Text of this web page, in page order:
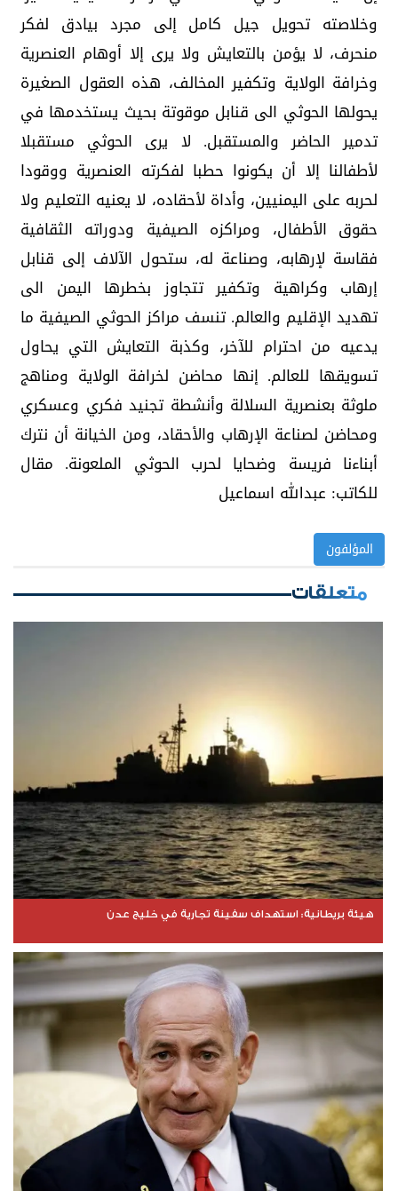
وخلاصته تحويل جيل كامل إلى مجرد بيادق لفكر
منحرف، لا يؤمن بالتعايش ولا يرى إلا أوهام العنصرية
وخرافة الولاية وتكفير المخالف، هذه العقول الصغيرة
يحولها الحوثي الى قنابل موقوتة بحيث يستخدمها في
تدمير الحاضر والمستقبل. لا يرى الحوثي مستقبلا
لأطفالنا إلا أن يكونوا حطبا لفكرته العنصرية ووقودا
لحربه على اليمنيين، وأداة لأحقاده، لا يعنيه التعليم ولا
حقوق الأطفال، ومراكزه الصيفية ودوراته الثقافية
فقاسة لإرهابه، وصناعة له، ستحول الآلاف إلى قنابل
إرهاب وكراهية وتكفير تتجاوز بخطرها اليمن الى
تهديد الإقليم والعالم. تنسف مراكز الحوثي الصيفية ما
يدعيه من احترام للآخر، وكذبة التعايش التي يحاول
تسويقها للعالم. إنها محاضن لخرافة الولاية ومناهج
ملوثة بعنصرية السلالة وأنشطة تجنيد فكري وعسكري
ومحاضن لصناعة الإرهاب والأحقاد، ومن الخيانة أن نترك
أبناءنا فريسة وضحايا لحرب الحوثي الملعونة. مقال
للكاتب: عبدالله اسماعيل
المؤلفون
متعلقات
هيئة بريطانية: استهداف سفينة تجارية في خليج عدن